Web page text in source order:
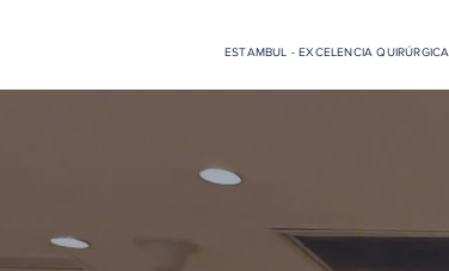
ESTAMBUL - EXCELENCIA QUIRÚRGICA